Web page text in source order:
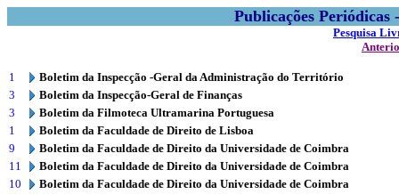
Publicações
Pesquisa
1
Boletim da Inspecção -Geral da Administração do Território
3
Boletim da Inspecção-Geral de Finanças
3
Boletim da Filmoteca Ultramarina Portuguesa
1
Boletim da Faculdade de Direito de Lisboa
9
Boletim da Faculdade de Direito da Universidade de Coimbra
11
Boletim da Faculdade de Direito da Universidade de Coimbra
10
Boletim da Faculdade de Direito da Universidade de Coimbra